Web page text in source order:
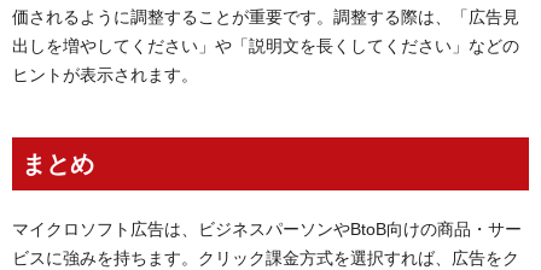
価されるように調整することが重要です。調整する際は、「広告見
出しを増やしてください」や「説明文を長くしてください」などの
ヒントが表示されます。
まとめ
マイクロソフト広告は、ビジネスパーソンやBtoB向けの商品・サー
ビスに強みを持ちます。クリック課金方式を選択すれば、広告をク